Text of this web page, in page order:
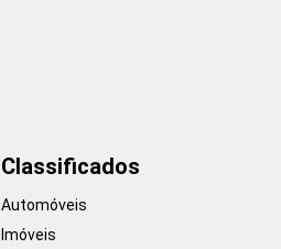
Classificados
Automóveis
Imóveis